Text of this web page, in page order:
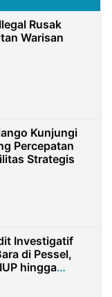
Rusak
Warisan
Kunjungi
Percepatan
Strategis
Investigatif
di Pessel,
hingga